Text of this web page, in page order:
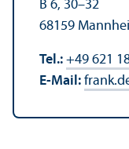
B 6, 30–32
68159
Tel.: +49 621
E-Mail: